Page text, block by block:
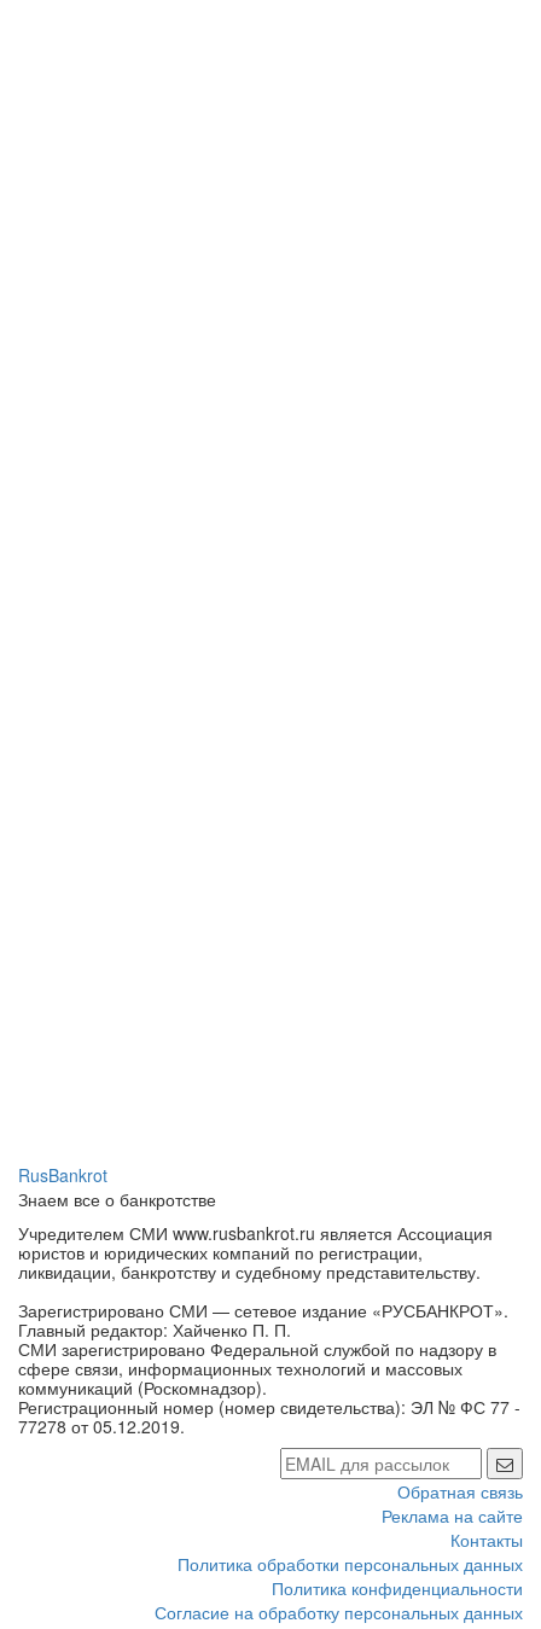
Знаем все о банкротстве
Учредителем СМИ www.rusbankrot.ru является Ассоциация
юристов и юридических компаний по регистрации,
ликвидации, банкротству и судебному представительству.
Зарегистрировано СМИ — сетевое издание «РУСБАНКРОТ».
Главный редактор: Хайченко П. П.
СМИ зарегистрировано Федеральной службой по надзору в
сфере связи, информационных технологий и массовых
коммуникаций (Роскомнадзор).
Регистрационный номер (номер свидетельства): ЭЛ № ФС 77 -
77278 от 05.12.2019.
Обратная связь
Реклама на сайте
Контакты
Политика обработки персональных данных
Политика конфиденциальности
Согласие на обработку персональных данных
Настройки cookie